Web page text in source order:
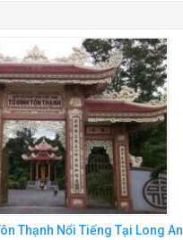
Thạnh Nổi Tiếng Tại Long An